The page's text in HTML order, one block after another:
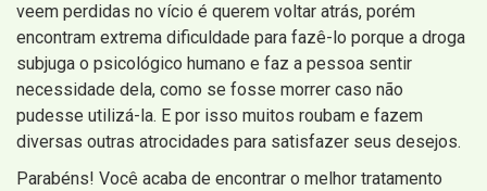
veem perdidas no vício é querem voltar atrás, porém
encontram extrema dificuldade para fazê-lo porque a droga
subjuga o psicológico humano e faz a pessoa sentir
necessidade dela, como se fosse morrer caso não
pudesse utilizá-la. E por isso muitos roubam e fazem
diversas outras atrocidades para satisfazer seus desejos.
Parabéns! Você acaba de encontrar o melhor tratamento